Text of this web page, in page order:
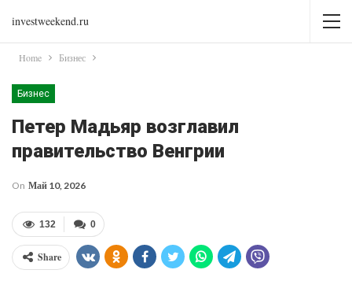
investweekend.ru
Home Бизнес
Бизнес
Петер Мадьяр возглавил
правительство Венгрии
On Май 10, 2026
0
132
Share